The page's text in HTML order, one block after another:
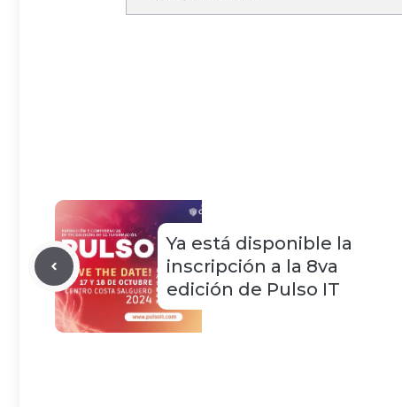
Ya está disponible la
inscripción a la 8va
edición de Pulso IT